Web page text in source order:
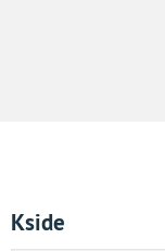
Kside